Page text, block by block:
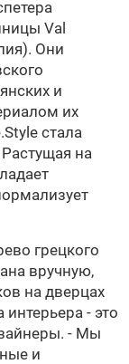
Val
Они
и
их
стала
на
грецкого
вручную,
на дверцах
- это
- Мы
и